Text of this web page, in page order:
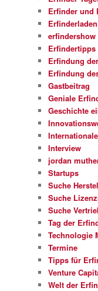
Erfinder und
erfindershow
Erfindertipps
Erfindung
Erfindung
Gastbeitrag
Geniale
Geschichte
Interview
jordan
Startups
Suche
Suche
Suche
Tag der
Technologie
Termine
Tipps für
Venture
Welt der